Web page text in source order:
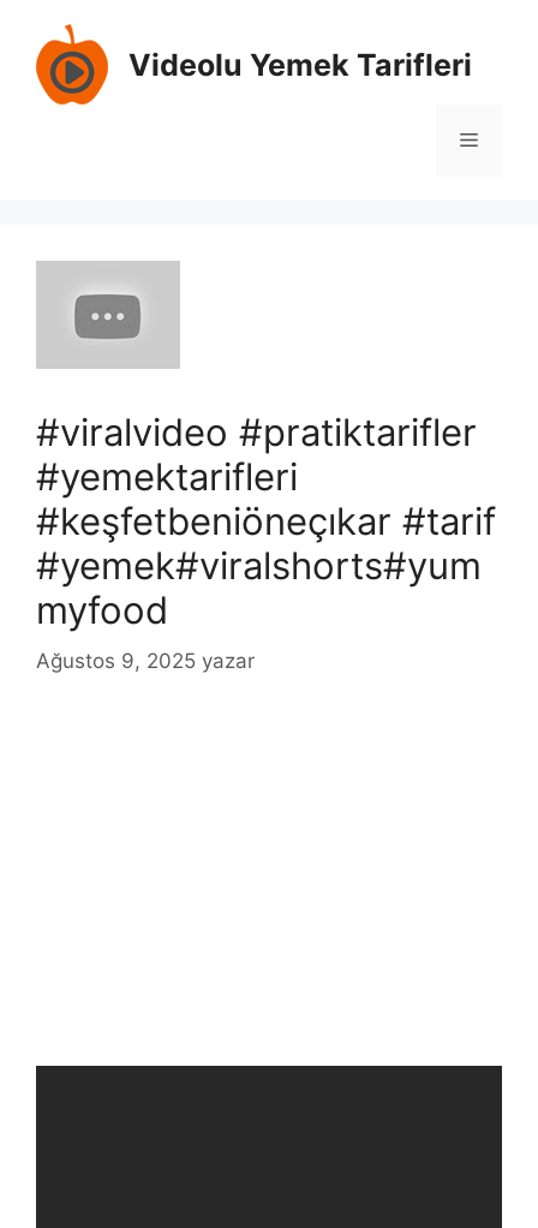
Videolu Yemek Tarifleri
Menü
#viralvideo #pratiktarifler
#yemektarifleri
#keşfetbeniöneçıkar #tarif
#yemek#viralshorts#yum
myfood
Ağustos 9, 2025 yazar